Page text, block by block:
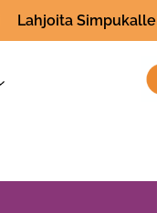
Lahjoita Simpukalle